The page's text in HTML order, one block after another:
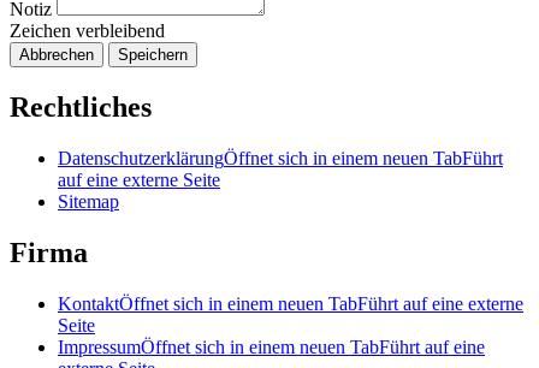
Notiz
Zeichen verbleibend
Abbrechen Speichern
Rechtliches
DatenschutzerklärungÖffnet sich in einem neuen TabFührt
auf eine externe Seite
Sitemap
Firma
KontaktÖffnet sich in einem neuen TabFührt auf eine externe
Seite
ImpressumÖffnet sich in einem neuen TabFührt auf eine